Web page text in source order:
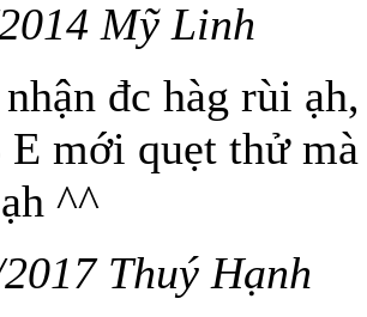
Mỹ Linh
đc hàg rùi
E mới quẹt thử
^^
Thuý Hạnh